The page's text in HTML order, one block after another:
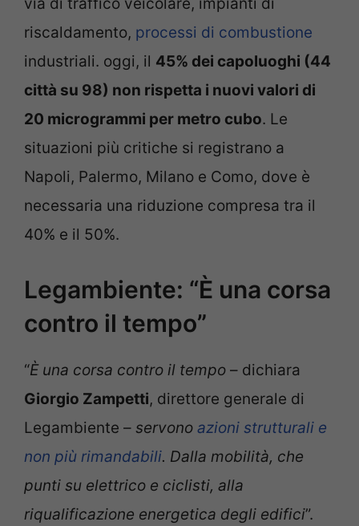
via di traffico veicolare, impianti di
riscaldamento, processi di combustione
industriali. oggi, il 45% dei capoluoghi (44
città su 98) non rispetta i nuovi valori di
20 microgrammi per metro cubo. Le
situazioni più critiche si registrano a
Napoli, Palermo, Milano e Como, dove è
necessaria una riduzione compresa tra il
40% e il 50%.
Legambiente: “È una corsa
contro il tempo”
“È una corsa contro il tempo – dichiara
Giorgio Zampetti, direttore generale di
Legambiente – servono azioni strutturali e
non più rimandabili. Dalla mobilità, che
punti su elettrico e ciclisti, alla
riqualificazione energetica degli edifici”.